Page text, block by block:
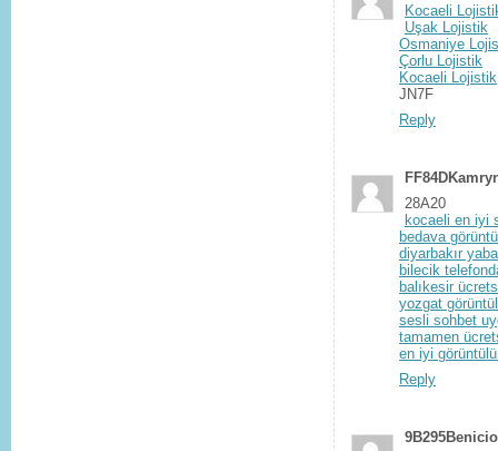
Kocaeli
Uşak Lojistik
Osmaniye
Çorlu Lojistik
Kocaeli Lojistik
JN7F
Reply
28A20
kocaeli en iyi
bedava
diyarbakır
bilecik
balıkesir
yozgat
sesli sohbet
tamamen
en iyi
Reply